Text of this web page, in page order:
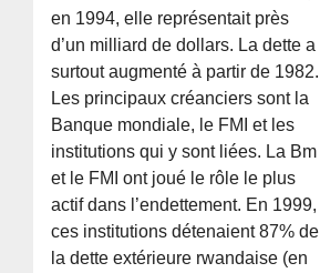
en 1994, elle représentait près
d’un milliard de dollars. La dette a
surtout augmenté à partir de 1982.
Les principaux créanciers sont la
Banque mondiale, le FMI et les
institutions qui y sont liées. La Bm
et le FMI ont joué le rôle le plus
actif dans l’endettement. En 1999,
ces institutions détenaient 87% de
la dette extérieure rwandaise (en